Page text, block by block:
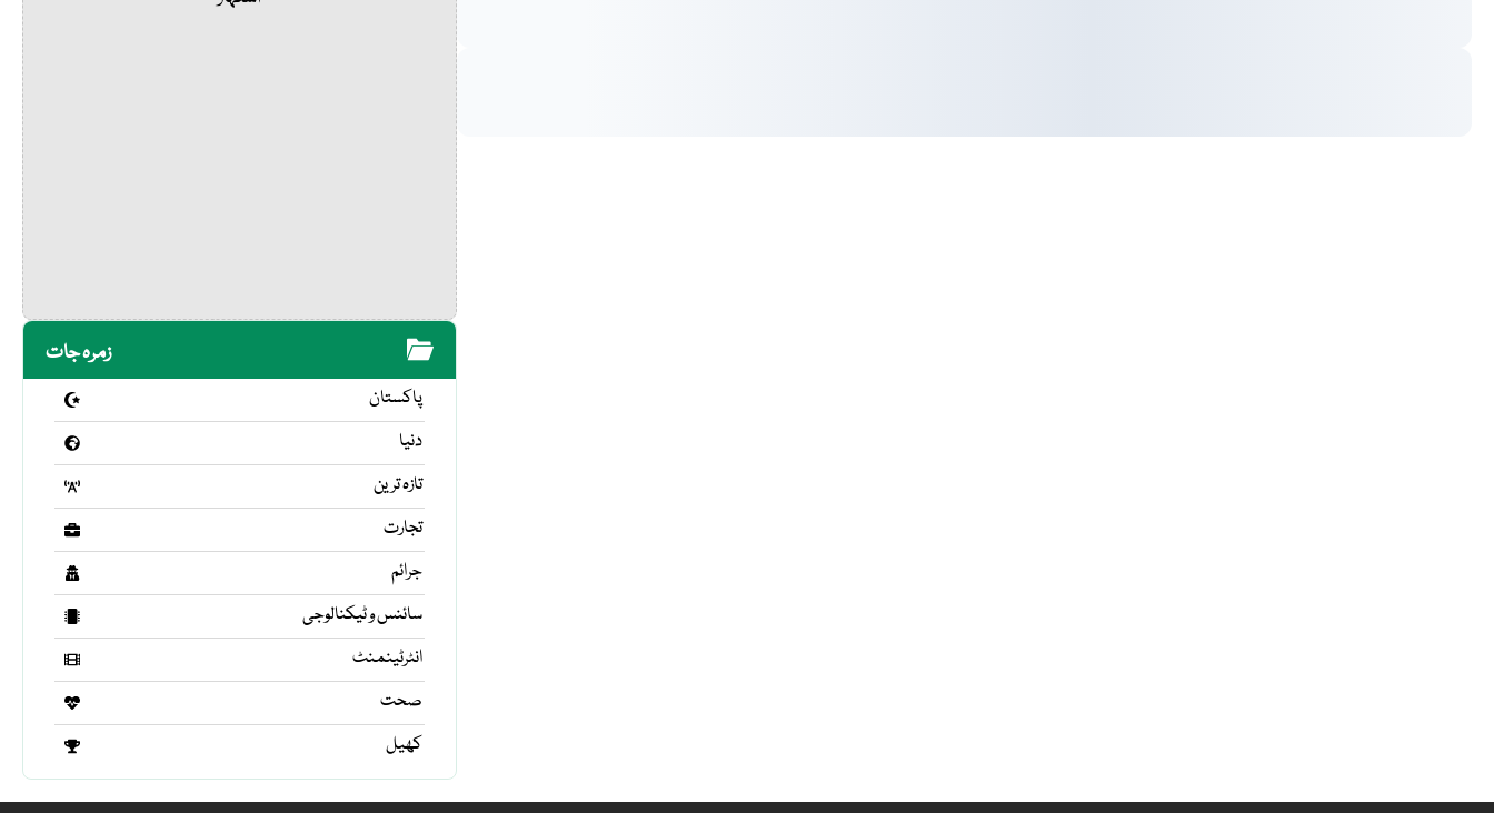
زمرہ جات
پاکستان
دنیا
تازہ ترین
تجارت
جرائم
سائنس و ٹیکنالوجی
انٹرٹینمنٹ
صحت
کھیل